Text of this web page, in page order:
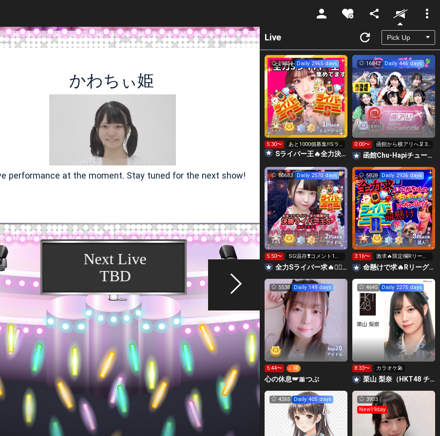
Unmute
かわちぃ姫
performance at the moment. Stay tuned for the next show!
Live
1Place
ミュージック
19854 Daily 2965 days
5:30〜
あと1000個募集‼️Sラ
イバー王👑投げれま
Sライバー王🔥全力決勝🗽🌈Annnnnaの空⛱
16842 Daily 446 days
0:00〜
函館から横アリへ🦑32
0万pt目標！キラ星
求！
函館Chu-Hapiチューハピ🌈
2Place
アイドル
10683 Daily 2570 days
5:50〜
SG温存❣️コメント1回
で無料の S求🧡
全力Sライバー求🔥❤️‍🔥147cm深川史那のルーム🐸🎈
3Place
芸人
5828 Daily 2926 days
3:16〜
激求🔥限定欄Rリーグ
👑0時～枠に来れる方
ギフト温存
命懸けで求🔥Rリーグ👑夏祭実行委員長🎆こがちゃんのちばります
top20
アイドル
5538 Daily 149 days
5:44〜 ♪ 櫂
心の休息🪽🎀つぶ
4645 Daily 2275 days
8:33〜 カラオケ🎤
栗山 梨奈（HKT48 チームKIV）
4265 Daily 405 days
3983
New19day